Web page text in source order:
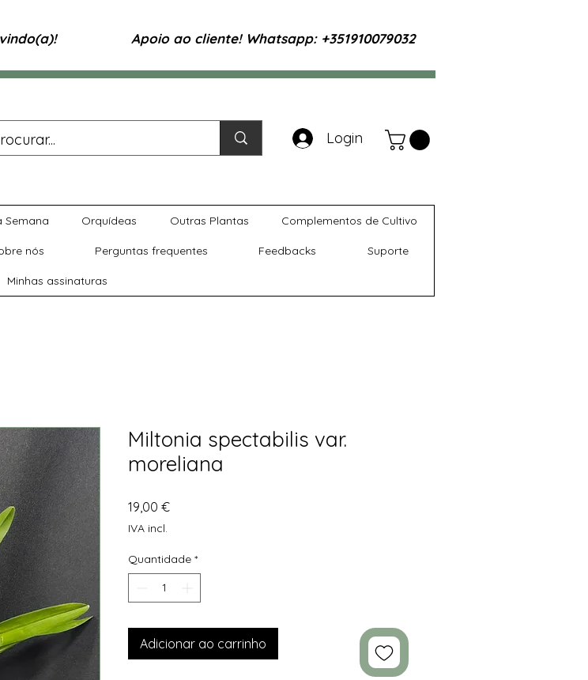
Apoio ao cliente! Whatsapp: +351910079032
Login
Semana Orquídeas Outras Plantas Complementos de Cultivo
nós Perguntas frequentes Feedbacks Suporte
Minhas assinaturas
Miltonia spectabilis var.
moreliana
19,00 €Preço
IVA incl.
Quantidade *
Adicionar ao carrinho